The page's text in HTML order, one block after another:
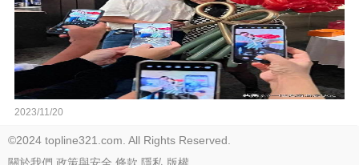
2023/11/20
©2024 topline321.com. All Rights Reserved.